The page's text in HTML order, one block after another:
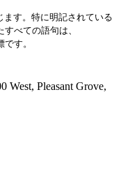
ます。特に明記されている
べての語句は、
す。
West, Pleasant Grove,